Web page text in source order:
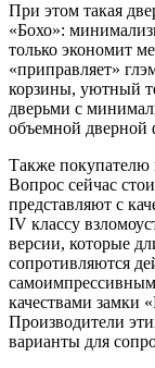
При этом такая
«Бохо»:
только экономит
«приправляет»
корзины, уютный
дверьми с
объемной дверной
Также покупателю
Вопрос сейчас
представляют с
IV классу
версии, которые
сопротивляются
качествами замки
Производители
варианты для